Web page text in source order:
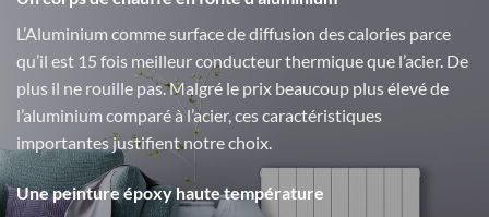
L’Aluminium comme surface de diffusion des calories parce
qu’il est 15 fois meilleur conducteur thermique que l’acier. De
plus il ne rouille pas. Malgré le prix beaucoup plus élevé de
l’aluminium comparé à l’acier, ces caractéristiques
importantes justifient notre choix.
Une peinture époxy haute température